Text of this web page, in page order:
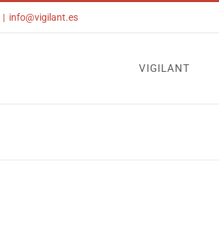
| info@vigilant.es
VIGILANT